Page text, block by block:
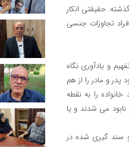
حقیقتی انکار
تجاوزات جنسی
و یادآوری نگاه
و مادر را از هم
را به نقطه
نابود می شدند و یا
سند گیری شده در